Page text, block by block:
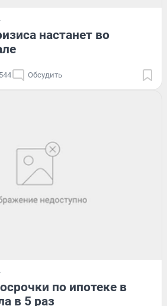
настанет во
544 Обсудить
по ипотеке в
в 5 раз